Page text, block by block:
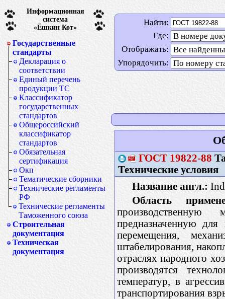
Информационная
система
«Ёшкин Кот»
Государственные
стандарты
Декларация о
соответствии
Единый перечень
продукции ТС
Классификатор
государственных
стандартов
Общероссийский
классификатор
стандартов
Обязательная
сертификация
Окп
Тематические сборники
Технические регламенты
РФ
Технические регламенты
Таможенного союза
Строительная
документация
Техническая
документация
Найти:
Где:
Отображать:
Упорядочить:
ГОСТ 19822-88
Технические условия
Название англ.:
Область
производственную
предназначенную для
перемещения,
штабелирования,
отраслях народного
производятся
температур, в
транспортирования